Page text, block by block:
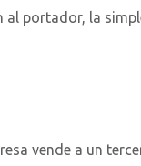
portador, la
vende a un